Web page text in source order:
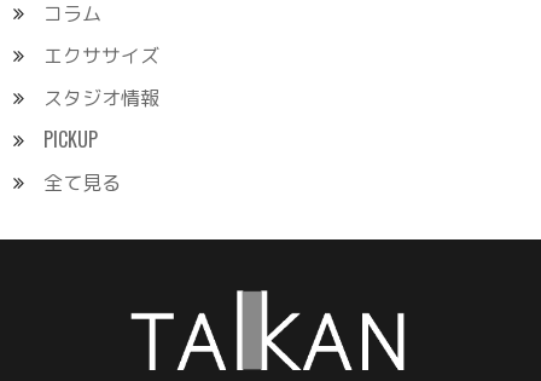
コラム
エクササイズ
スタジオ情報
PICKUP
全て見る